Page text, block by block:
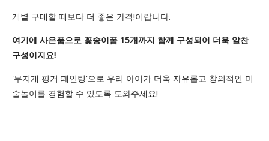
개별 구매할 때보다 더 좋은 가격!이랍니다.
여기에 사은품으로 꽃송이폼 15개까지 함께 구성되어 더욱 알찬
구성이지요!
'무지개 핑거 페인팅'으로 우리 아이가 더욱 자유롭고 창의적인 미
술놀이를 경험할 수 있도록 도와주세요!